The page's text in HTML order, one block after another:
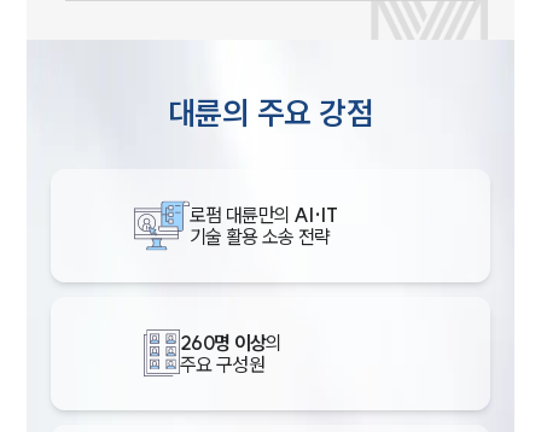
대륜의 주요 강점
로펌 대륜만의 AI·IT
기술 활용 소송 전략
260명 이상의
주요 구성원